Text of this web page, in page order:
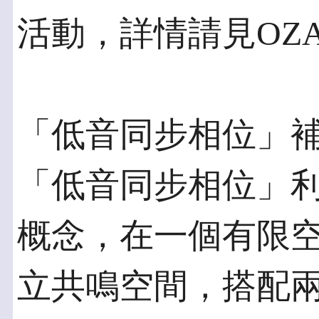
活動，詳情請見
「低音同步相位」
「低音同步相位」
概念，在一個有限
立共鳴空間，搭配